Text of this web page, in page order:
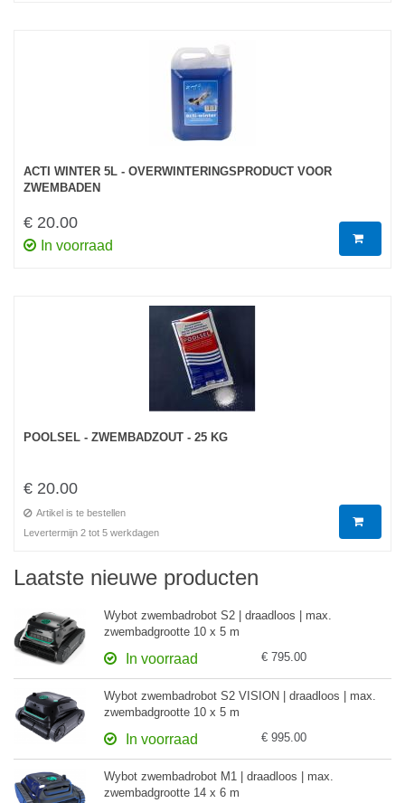
ACTI WINTER 5L - OVERWINTERINGSPRODUCT VOOR
ZWEMBADEN
€ 20.00
In voorraad
POOLSEL - ZWEMBADZOUT - 25 KG
€ 20.00
Artikel is te bestellen
Levertermijn 2 tot 5 werkdagen
Laatste nieuwe producten
Wybot zwembadrobot S2 | draadloos | max.
zwembadgrootte 10 x 5 m
In voorraad € 795.00
Wybot zwembadrobot S2 VISION | draadloos | max.
zwembadgrootte 10 x 5 m
In voorraad € 995.00
Wybot zwembadrobot M1 | draadloos | max.
zwembadgrootte 14 x 6 m